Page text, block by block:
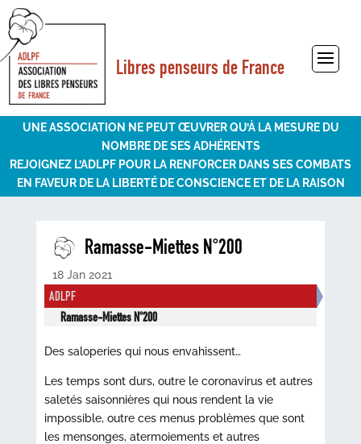
Libres penseurs de France
Sélectionner une page
UNE ASSOCIATION NE PEUT ŒUVRER QU’À LA MESURE DU
NOMBRE DE SES ADHÉRENTS
REJOIGNEZ L’ADLPF POUR LA RENFORCER DANS SES COMBATS
EN FAVEUR DE LA LIBERTÉ DE CONSCIENCE ET DE LA RAISON
Ramasse-Miettes N°200
18 Jan 2021
ADLPF
Ramasse-Miettes N°200
Des saloperies qui nous envahissent…
Les temps sont durs, outre le coronavirus et autres
saletés saisonnières qui nous rendent la vie
impossible, outre ces menus problèmes que sont
les mensonges, atermoiements et autres